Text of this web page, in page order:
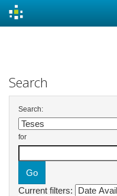
Search
Search:
for
Current filters: